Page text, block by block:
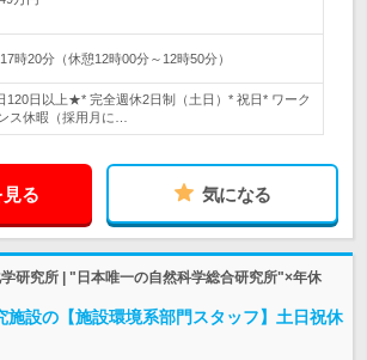
時20分（休憩12時00分～12時50分）
日以上★* 完全週休2日制（土日）* 祝日* ワーク
ス休暇（採用月に…
る 気になる
研究所 | "日本唯一の自然科学総合研究所"×年休
施設の【施設環境系部門スタッフ】土日祝休